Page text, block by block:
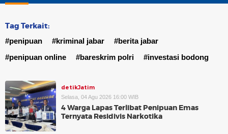
Tag Terkait:
#penipuan #kriminal jabar
#berita jabar
#penipuan online
#bareskrim polri #investasi bodong
detikJatim
Selasa, 04 Agu 2026 16:00 WIB
4 Warga Lapas Terlibat Penipuan Emas
Ternyata Residivis Narkotika